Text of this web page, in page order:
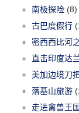
南极探险 (8)
古巴度假行
密西西比河
直击印度达
美加边境刀
落基山旅游
走进禽兽王